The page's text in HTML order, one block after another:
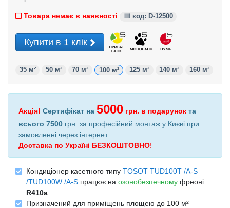
Товара немає в наявності код: D-12500
Купити в 1 клік
35 м² 50 м² 70 м² 100 м² 125 м² 140 м² 160 м²
Акція! Сертифікат на 5000 грн. в подарунок та
всього 7500 грн. за професійний монтаж у Києві при
замовленні через інтернет.
Доставка по Україні БЕЗКОШТОВНО!
Кондиціонер касетного типу TOSOT TUD100T /A-S
/TUD100W /A-S працює на озонобезпечному фреоні
R410a
Призначений для приміщень площею до 100 м²